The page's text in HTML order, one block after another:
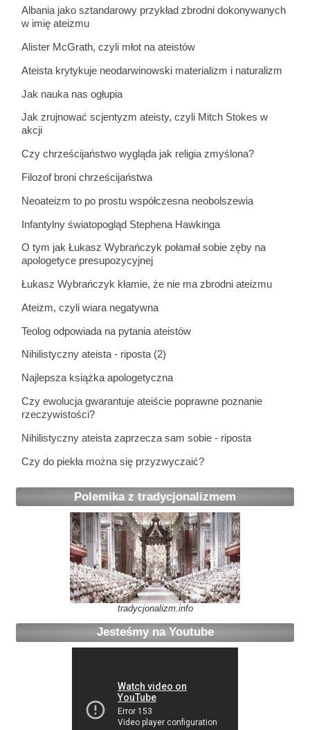
Polemika z tradycjonalizmem
tradycjonalizm.info
Jesteśmy na Youtube
Albania jako sztandarowy przykład zbrodni dokonywanych
w imię ateizmu
Alister McGrath, czyli młot na ateistów
Ateista krytykuje neodarwinowski materializm i naturalizm
Jak nauka nas ogłupia
Jak zrujnować scjentyzm ateisty, czyli Mitch Stokes w
akcji
Czy chrześcijaństwo wygląda jak religia zmyślona?
Filozof broni chrześcijaństwa
Neoateizm to po prostu współczesna neobolszewia
Infantylny światopogląd Stephena Hawkinga
O tym jak Łukasz Wybrańczyk połamał sobie zęby na
apologetyce presupozycyjnej
Łukasz Wybrańczyk kłamie, że nie ma zbrodni ateizmu
Ateizm, czyli wiara negatywna
Teolog odpowiada na pytania ateistów
Nihilistyczny ateista - riposta (2)
Najlepsza książka apologetyczna
Czy ewolucja gwarantuje ateiście poprawne poznanie
rzeczywistości?
Nihilistyczny ateista zaprzecza sam sobie - riposta
Czy do piekła można się przyzwyczaić?